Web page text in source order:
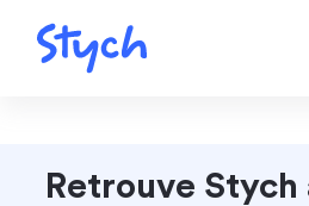
Retrouve Stych